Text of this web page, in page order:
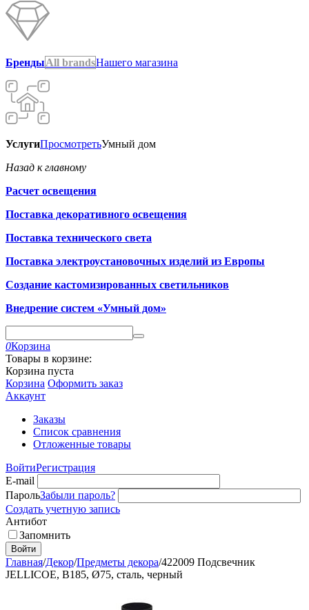
БрендыAll brandsНашего магазина
УслугиПросмотретьУмный дом
Назад к главному
Расчет освещения
Поставка декоративного освещения
Поставка технического света
Поставка электроустановочных изделий из Европы
Создание кастомизированных светильников
Внедрение систем «Умный дом»
0Корзина
Товары в корзине:
Корзина пуста
Корзина Оформить заказ
Аккаунт
Заказы
Список сравнения
Отложенные товары
ВойтиРегистрация
E-mail
ПарольЗабыли пароль?
Создать учетную запись
Антибот
Запомнить
Войти
Главная/Декор/Предметы декора/422009 Подсвечник
JELLICOE, B185, Ø75, сталь, черный